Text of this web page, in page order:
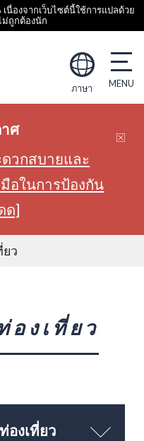
นื่องจากเว็บไซต์นี้ใช้การแปลด้วย
ม่ถูกต้องนัก
ภาษา
ศ
วกสบายและ
อในการป้องกัน
ด]
ว
องเที่ยว
งเที่ยว